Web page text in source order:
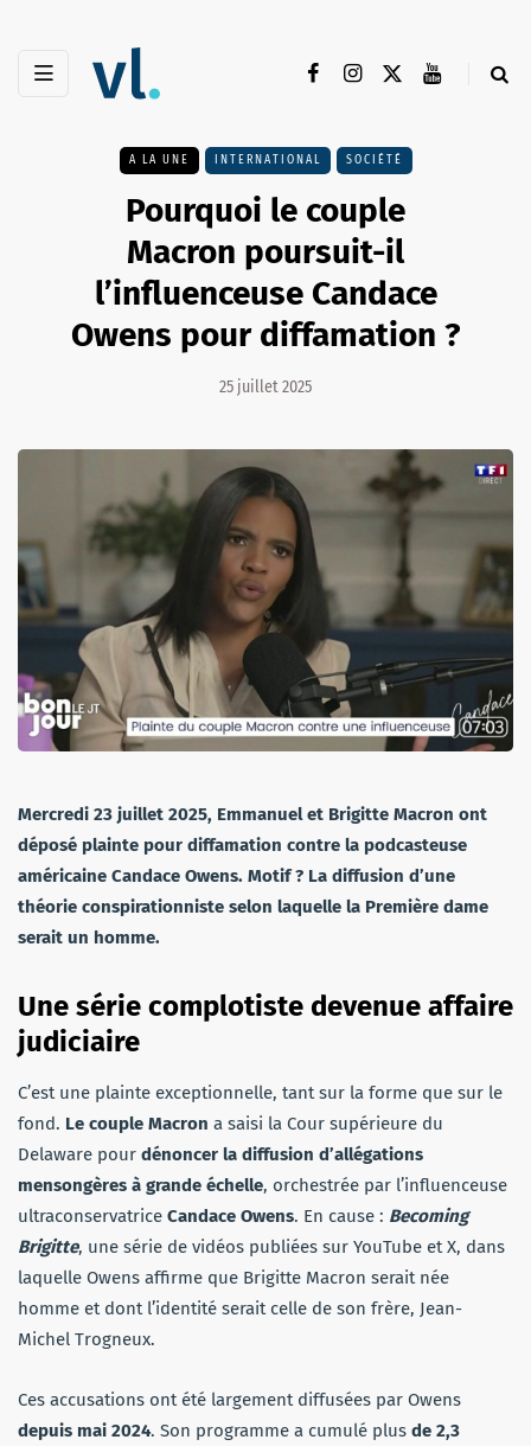
A LA UNE INTERNATIONAL SOCIÉTÉ
Pourquoi le couple
Macron poursuit-il
l’influenceuse Candace
Owens pour diffamation ?
25 juillet 2025
Mercredi 23 juillet 2025, Emmanuel et Brigitte Macron ont
déposé plainte pour diffamation contre la podcasteuse
américaine Candace Owens. Motif ? La diffusion d’une
théorie conspirationniste selon laquelle la Première dame
serait un homme.
Une série complotiste devenue affaire
judiciaire
C’est une plainte exceptionnelle, tant sur la forme que sur le
fond. Le couple Macron a saisi la Cour supérieure du
Delaware pour dénoncer la diffusion d’allégations
mensongères à grande échelle, orchestrée par l’influenceuse
ultraconservatrice Candace Owens. En cause : Becoming
Brigitte, une série de vidéos publiées sur YouTube et X, dans
laquelle Owens affirme que Brigitte Macron serait née
homme et dont l’identité serait celle de son frère, Jean-
Michel Trogneux.
Ces accusations ont été largement diffusées par Owens
depuis mai 2024. Son programme a cumulé plus de 2,3